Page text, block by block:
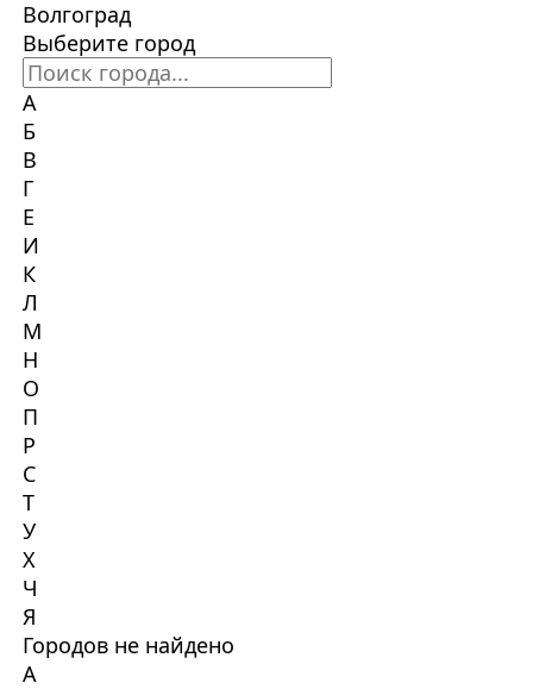
Волгоград
Выберите город
А
Б
В
Г
Е
И
К
Л
М
Н
О
П
Р
С
Т
У
Х
Ч
Я
Городов не найдено
А